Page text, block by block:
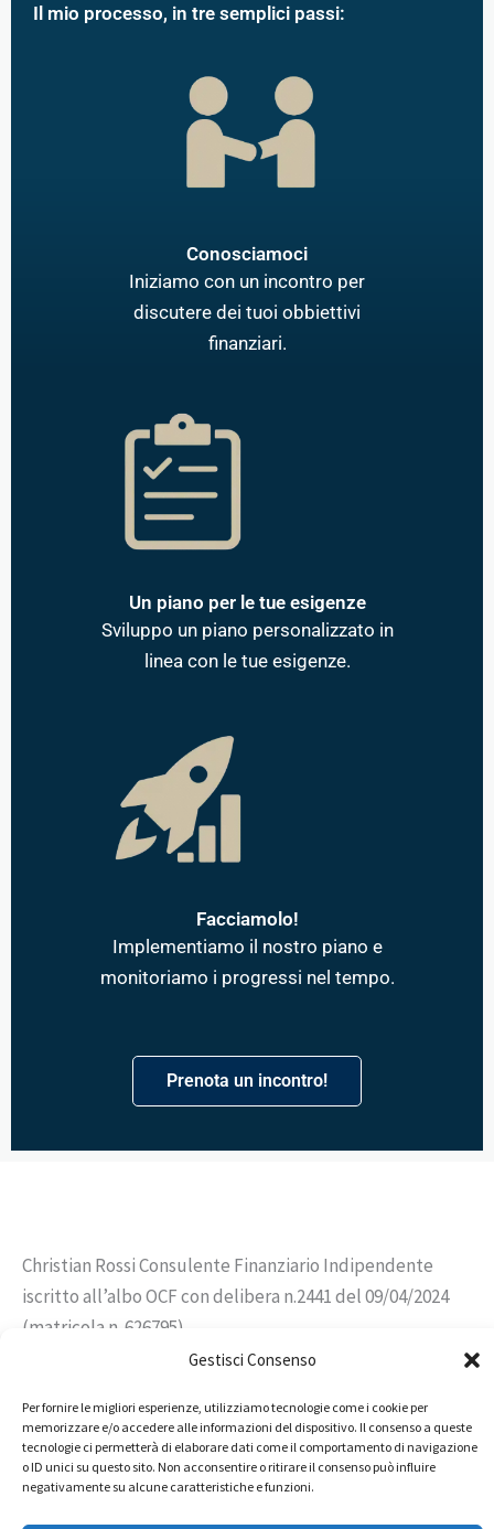
Gestisci Consenso
Per fornire le migliori esperienze, utilizziamo tecnologie come i cookie per
memorizzare e/o accedere alle informazioni del dispositivo. Il consenso a queste
tecnologie ci permetterà di elaborare dati come il comportamento di navigazione
o ID unici su questo sito. Non acconsentire o ritirare il consenso può influire
negativamente su alcune caratteristiche e funzioni.
Il mio processo, in tre semplici passi:
Conosciamoci
Iniziamo con un incontro per
discutere dei tuoi obbiettivi
finanziari.
Un piano per le tue esigenze
Sviluppo un piano personalizzato in
linea con le tue esigenze.
Facciamolo!
Implementiamo il nostro piano e
monitoriamo i progressi nel tempo.
Prenota un incontro!
Christian Rossi Consulente Finanziario Indipendente
iscritto all’albo OCF con delibera n.2441 del 09/04/2024
(matricola n. 626795).
Informativa Precontrattuale -Informativa sostenibiltà -
Informativa Acf
Privacy Policy -Cookie Policy